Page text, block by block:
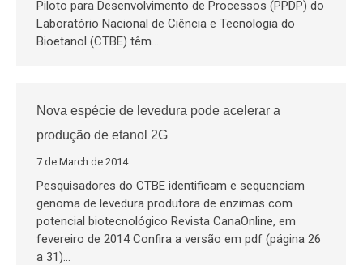
Piloto para Desenvolvimento de Processos (PPDP) do
Laboratório Nacional de Ciência e Tecnologia do
Bioetanol (CTBE) têm…
Nova espécie de levedura pode acelerar a
produção de etanol 2G
7 de March de 2014
Pesquisadores do CTBE identificam e sequenciam
genoma de levedura produtora de enzimas com
potencial biotecnológico Revista CanaOnline, em
fevereiro de 2014 Confira a versão em pdf (página 26
a 31)…